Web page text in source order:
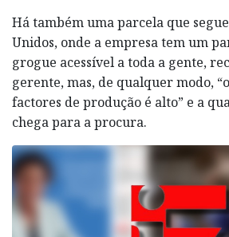
Há também uma parcela que
Unidos, onde a empresa tem um
grogue acessível a toda a gente,
gerente, mas, de qualquer modo,
factores de produção é alto” e a
chega para a procura.